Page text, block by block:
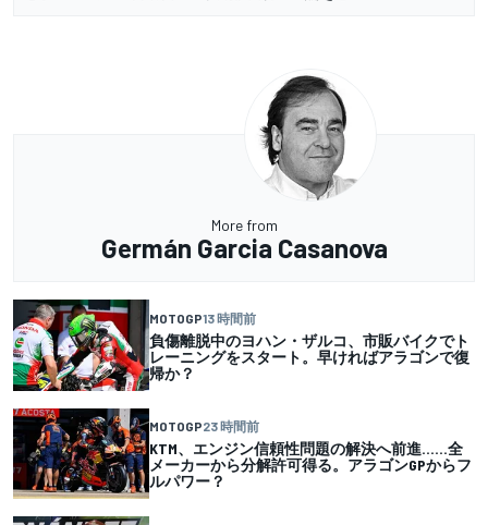
More from
Germán Garcia Casanova
MOTOGP13 時間前
負傷離脱中のヨハン・ザルコ、市販バイクでト
レーニングをスタート。早ければアラゴンで復
帰か？
MOTOGP23 時間前
KTM、エンジン信頼性問題の解決へ前進……全
メーカーから分解許可得る。アラゴンGPからフ
ルパワー？